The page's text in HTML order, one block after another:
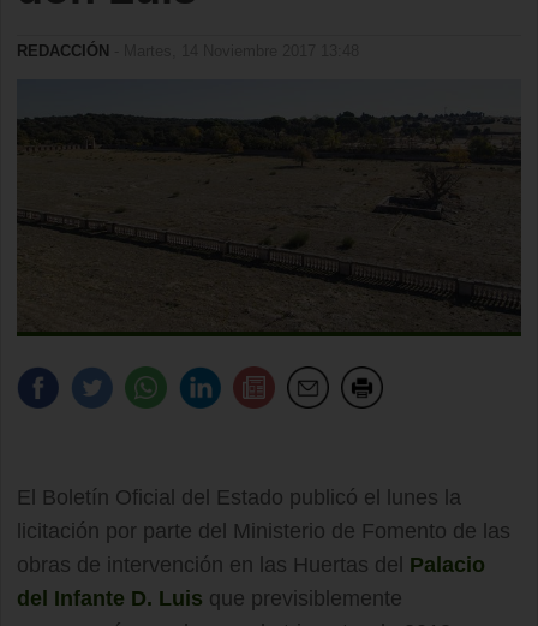
REDACCIÓN
El Boletín Oficial del Estado publicó el lunes la
licitación por parte del Ministerio de Fomento de las
obras de intervención en las Huertas del Palacio
del Infante D. Luis que previsiblemente